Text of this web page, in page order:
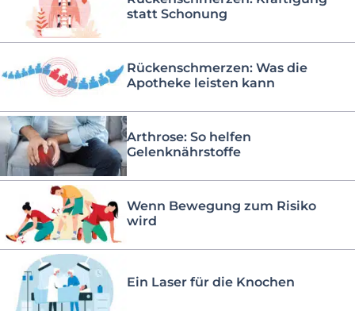
statt Schonung
Rückenschmerzen: Was die
Apotheke leisten kann
Arthrose: So helfen
Gelenknährstoffe
Wenn Bewegung zum Risiko
wird
Ein Laser für die Knochen